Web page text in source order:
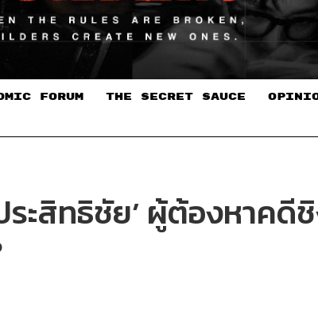
FORUM THE SECRET SAUCE​
ระสิทธิชัย’ ผู้ต้องหาค